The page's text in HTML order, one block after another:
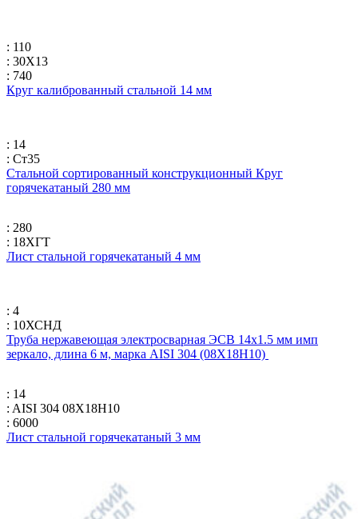
: 110
: 30Х13
: 740
Круг калиброванный стальной 14 мм
: 14
: Ст35
Стальной сортированный конструкционный Круг
горячекатаный 280 мм
: 280
: 18ХГТ
Лист стальной горячекатаный 4 мм
: 4
: 10ХСНД
Труба нержавеющая электросварная ЭСВ 14х1.5 мм имп
зеркало, длина 6 м, марка AISI 304 (08Х18Н10)
: 14
: AISI 304 08Х18Н10
: 6000
Лист стальной горячекатаный 3 мм